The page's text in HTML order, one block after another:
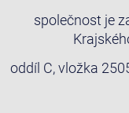
společnost je
oddíl C, vložka